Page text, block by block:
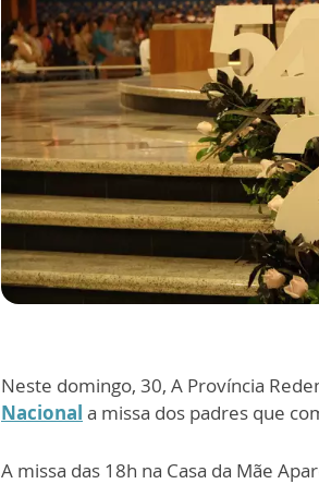
Neste domingo, 30, A Província
Nacional a missa dos padres que
A missa das 18h na Casa da Mãe